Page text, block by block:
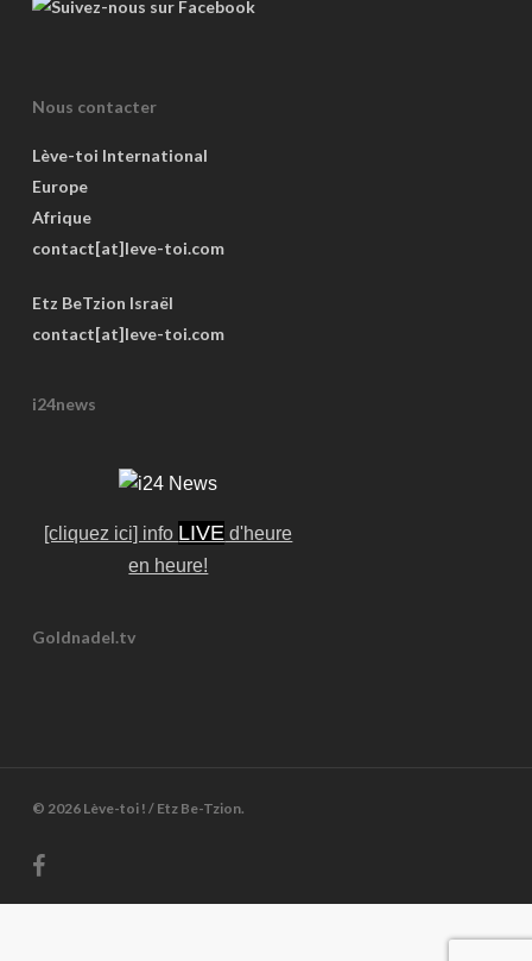
Nous contacter
Lève-toi International
Europe
Afrique
contact[at]leve-toi.com
Etz BeTzion Israël
contact[at]leve-toi.com
i24news
[cliquez ici] info LIVE d'heure
en heure!
Goldnadel.tv
© 2026 Lève-toi ! / Etz Be-Tzion.
facebook